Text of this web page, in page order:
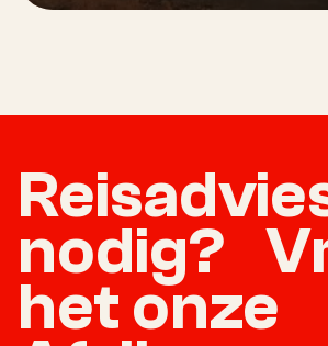
nodig?
het onze